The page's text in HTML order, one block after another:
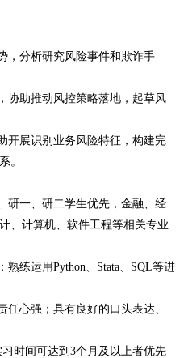
分析研究风险事件和欺诈手
助推动风控策略落地，起草风
展识别业务风险特征，构建完
。
一、研二学生优先，金融、经
、计算机、软件工程等相关专业
练运用Python、Stata、SQL等进
心强；具有良好的口头表达、
时间可达到3个月及以上者优先